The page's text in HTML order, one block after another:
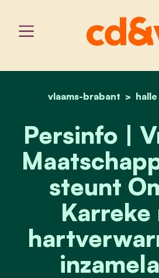
home
vlaams-brabant halle
Persinfo |
steunt
Karreke